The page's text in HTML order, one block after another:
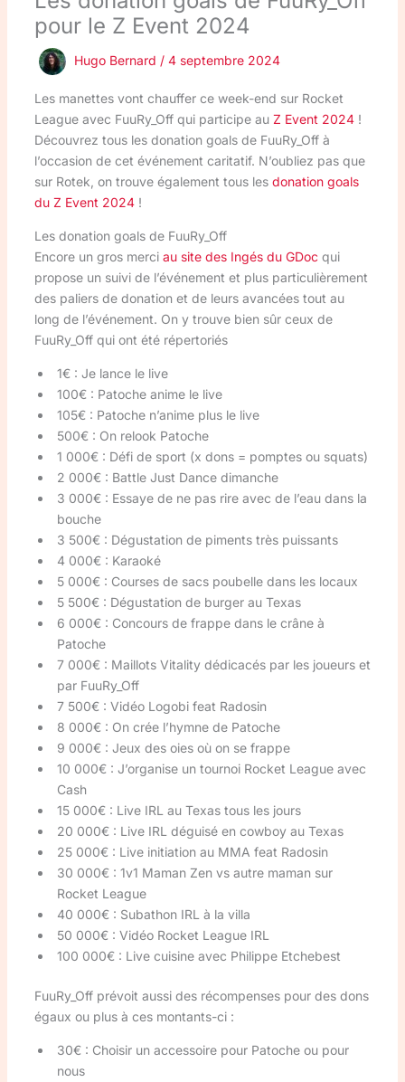
pour le Z Event 2024
Hugo Bernard / 4 septembre 2024
Les manettes vont chauffer ce week-end sur Rocket
League avec FuuRy_Off qui participe au Z Event 2024!
Découvrez tous les donation goals de FuuRy_Off à
l’occasion de cet événement caritatif. N’oubliez pas que
sur Rotek, on trouve également tous les donation goals
du Z Event 2024!
Les donation goals de FuuRy_Off
Encore un gros merci au site des Ingés du GDoc qui
propose un suivi de l’événement et plus particulièrement
des paliers de donation et de leurs avancées tout au
long de l’événement. On y trouve bien sûr ceux de
FuuRy_Off qui ont été répertoriés
1€ : Je lance le live
100€ : Patoche anime le live
105€ : Patoche n’anime plus le live
500€ : On relook Patoche
1 000€ : Défi de sport (x dons = pomptes ou squats)
2 000€ : Battle Just Dance dimanche
3 000€ : Essaye de ne pas rire avec de l’eau dans la
bouche
3 500€ : Dégustation de piments très puissants
4 000€ : Karaoké
5 000€ : Courses de sacs poubelle dans les locaux
5 500€ : Dégustation de burger au Texas
6 000€ : Concours de frappe dans le crâne à
Patoche
7 000€ : Maillots Vitality dédicacés par les joueurs et
par FuuRy_Off
7 500€ : Vidéo Logobi feat Radosin
8 000€ : On crée l’hymne de Patoche
9 000€ : Jeux des oies où on se frappe
10 000€ : J’organise un tournoi Rocket League avec
Cash
15 000€ : Live IRL au Texas tous les jours
20 000€ : Live IRL déguisé en cowboy au Texas
25 000€ : Live initiation au MMA feat Radosin
30 000€ : 1v1 Maman Zen vs autre maman sur
Rocket League
40 000€ : Subathon IRL à la villa
50 000€ : Vidéo Rocket League IRL
100 000€ : Live cuisine avec Philippe Etchebest
FuuRy_Off prévoit aussi des récompenses pour des dons
égaux ou plus à ces montants-ci :
30€ : Choisir un accessoire pour Patoche ou pour
nous